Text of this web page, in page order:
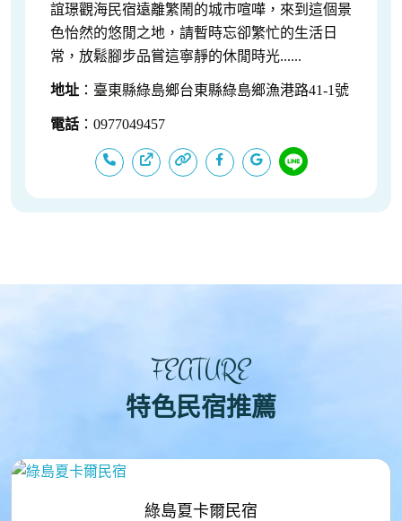
誼璟觀海民宿遠離繁鬧的城市喧嘩，來到這個景
色怡然的悠閒之地，請暫時忘卻繁忙的生活日
常，放鬆腳步品嘗這寧靜的休閒時光......
地址 ：臺東縣綠島鄉台東縣綠島鄉漁港路41-1號
電話 ：0977049457
FEATURE
特色民宿推薦
綠島夏卡爾民宿